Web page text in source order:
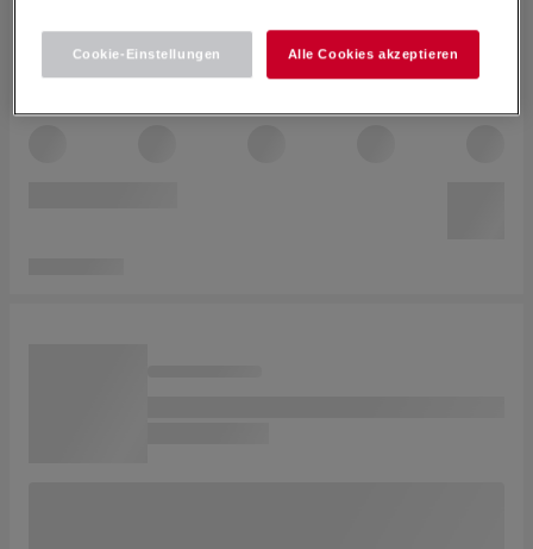
Cookie-Einstellungen Alle Cookies akzeptieren